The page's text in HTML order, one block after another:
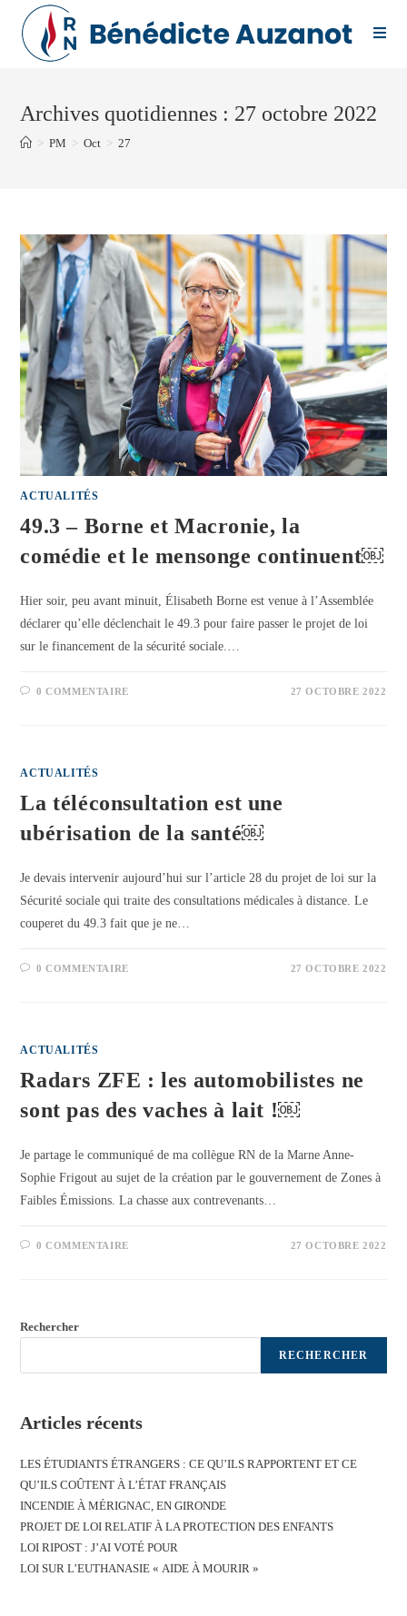
content
Archives quotidiennes : 27 octobre 2022
> PM > Oct > 27
ACTUALITÉS
49.3 – Borne et Macronie, la
comédie et le mensonge continuent￼
Hier soir, peu avant minuit, Élisabeth Borne est venue à l’Assemblée
déclarer qu’elle déclenchait le 49.3 pour faire passer le projet de loi
sur le financement de la sécurité sociale.…
0 COMMENTAIRE 27 OCTOBRE 2022
ACTUALITÉS
La téléconsultation est une
ubérisation de la santé￼
Je devais intervenir aujourd’hui sur l’article 28 du projet de loi sur la
Sécurité sociale qui traite des consultations médicales à distance. Le
couperet du 49.3 fait que je ne…
0 COMMENTAIRE 27 OCTOBRE 2022
ACTUALITÉS
Radars ZFE : les automobilistes ne
sont pas des vaches à lait !￼
Je partage le communiqué de ma collègue RN de la Marne Anne-
Sophie Frigout au sujet de la création par le gouvernement de Zones à
Faibles Émissions. La chasse aux contrevenants…
0 COMMENTAIRE 27 OCTOBRE 2022
Rechercher
RECHERCHER
Articles récents
LES ÉTUDIANTS ÉTRANGERS : CE QU’ILS RAPPORTENT ET CE
QU’ILS COÛTENT À L’ÉTAT FRANÇAIS
INCENDIE À MÉRIGNAC, EN GIRONDE
PROJET DE LOI RELATIF À LA PROTECTION DES ENFANTS
LOI RIPOST : J’AI VOTÉ POUR
LOI SUR L’EUTHANASIE « AIDE À MOURIR »